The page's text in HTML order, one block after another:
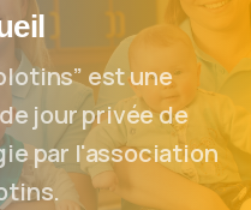
est une
jour privée de
par l'association